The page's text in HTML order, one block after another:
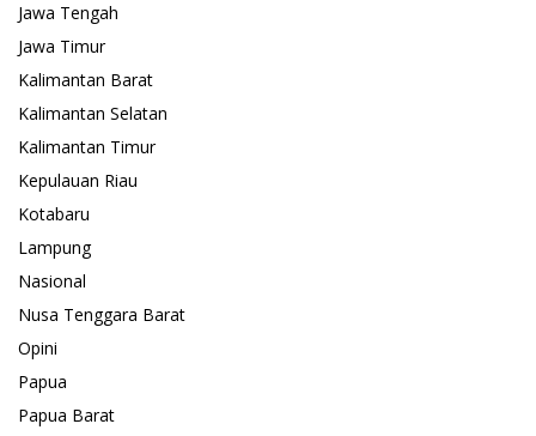
Jawa Tengah
Jawa Timur
Kalimantan Barat
Kalimantan Selatan
Kalimantan Timur
Kepulauan Riau
Kotabaru
Lampung
Nasional
Nusa Tenggara Barat
Opini
Papua
Papua Barat